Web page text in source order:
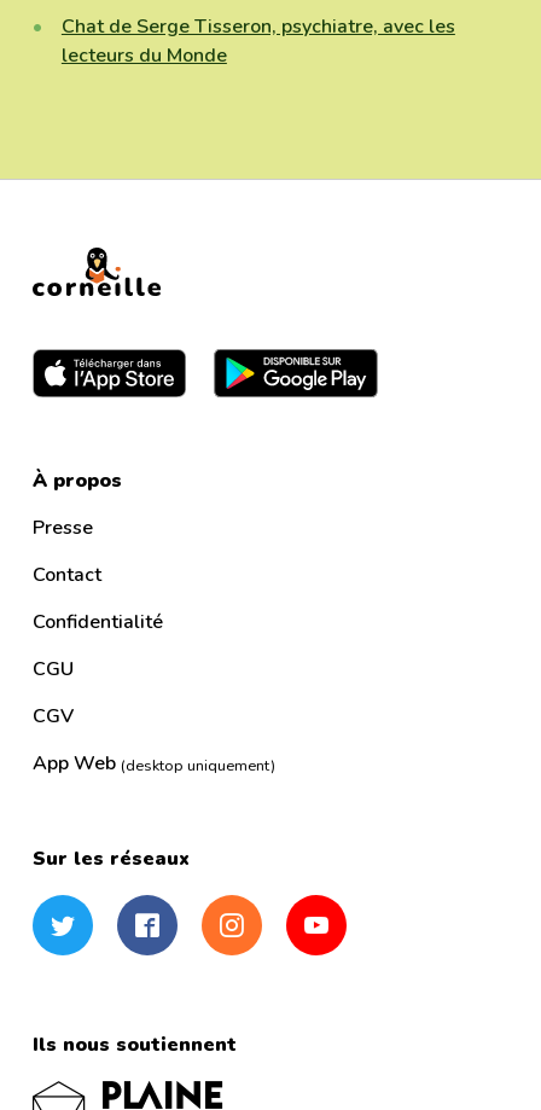
Chat de Serge Tisseron, psychiatre, avec les
lecteurs du Monde
À propos
Presse
Contact
Confidentialité
CGU
CGV
App Web (desktop uniquement)
Sur les réseaux
Twitter FacebookInstagramYouTube
Ils nous soutiennent